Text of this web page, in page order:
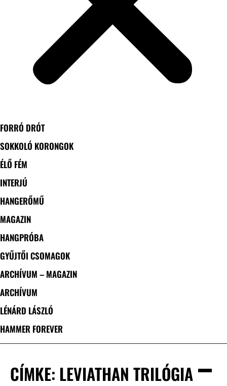
FORRÓ DRÓT
SOKKOLÓ KORONGOK
ÉLŐ FÉM
INTERJÚ
HANGERŐMŰ
MAGAZIN
HANGPRÓBA
GYŰJTŐI CSOMAGOK
ARCHÍVUM – MAGAZIN
ARCHÍVUM
LÉNÁRD LÁSZLÓ
HAMMER FOREVER
CÍMKE: LEVIATHAN TRILÓGIA